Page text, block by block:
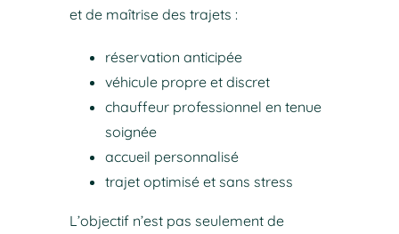
et de maîtrise des trajets :
réservation anticipée
véhicule propre et discret
chauffeur professionnel en tenue
soignée
accueil personnalisé
trajet optimisé et sans stress
L’objectif n’est pas seulement de